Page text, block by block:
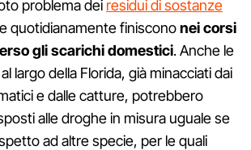
problema dei residui di sostanze
quotidianamente finiscononei corsi
gli scarichi domestici. Anche le
largo della Florida, già minacciati dai
e dalle catture, potrebbero
alle droghe in misura uguale se
ad altre specie, per le quali